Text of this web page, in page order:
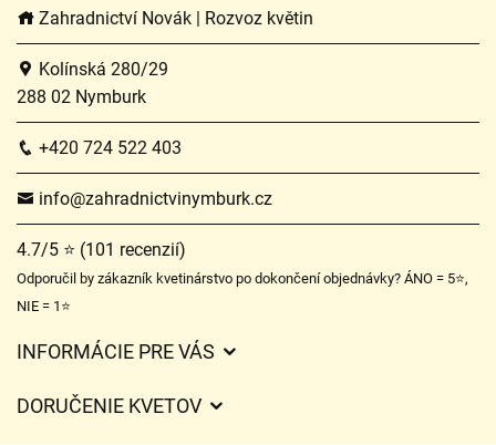
Zahradnictví Novák | Rozvoz květin
Kolínská 280/29
288 02 Nymburk
+420 724 522 403
info@zahradnictvinymburk.cz
4.7/5 ⭐ (101 recenzií)
Odporučil by zákazník kvetinárstvo po dokončení objednávky? ÁNO = 5⭐,
NIE = 1⭐
INFORMÁCIE PRE VÁS
DORUČENIE KVETOV